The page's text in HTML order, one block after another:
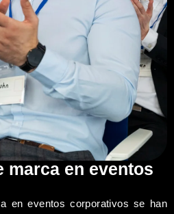
marca en eventos
en eventos corporativos se han